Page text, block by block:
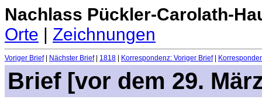
Nachlass Pückler-Carolath-
Orte | Zeichnungen
Voriger Brief| Nächster Brief| 1818 Korrespondenz: Voriger Brief|
Brief [vor dem 29.